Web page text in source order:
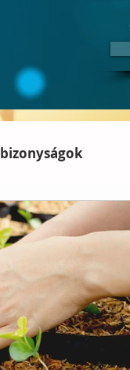
bizonyságok